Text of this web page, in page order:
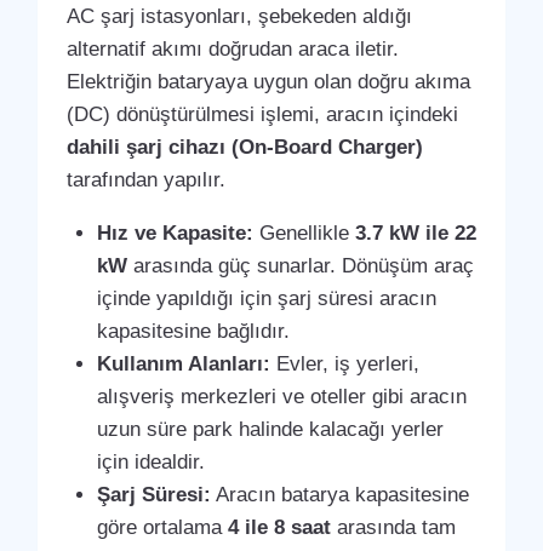
AC şarj istasyonları, şebekeden aldığı
alternatif akımı doğrudan araca iletir.
Elektriğin bataryaya uygun olan doğru akıma
(DC) dönüştürülmesi işlemi, aracın içindeki
dahili şarj cihazı (On-Board Charger)
tarafından yapılır.
Hız ve Kapasite: Genellikle3.7 kW ile 22
kW arasında güç sunarlar. Dönüşüm araç
içinde yapıldığı için şarj süresi aracın
kapasitesine bağlıdır.
Kullanım Alanları: Evler, iş yerleri,
alışveriş merkezleri ve oteller gibi aracın
uzun süre park halinde kalacağı yerler
için idealdir.
Şarj Süresi: Aracın batarya kapasitesine
göre ortalama4 ile 8 saat arasında tam